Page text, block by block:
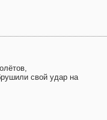
свой удар на